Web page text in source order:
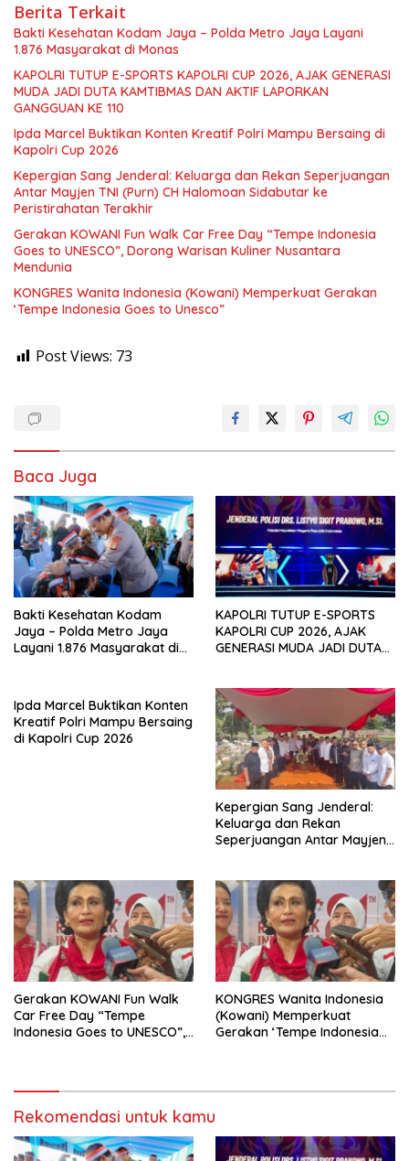
Berita Terkait
Bakti Kesehatan Kodam Jaya – Polda Metro Jaya Layani
1.876 Masyarakat di Monas
KAPOLRI TUTUP E-SPORTS KAPOLRI CUP 2026, AJAK GENERASI
MUDA JADI DUTA KAMTIBMAS DAN AKTIF LAPORKAN
GANGGUAN KE 110
Ipda Marcel Buktikan Konten Kreatif Polri Mampu Bersaing di
Kapolri Cup 2026
Kepergian Sang Jenderal: Keluarga dan Rekan Seperjuangan
Antar Mayjen TNI (Purn) CH Halomoan Sidabutar ke
Peristirahatan Terakhir
Gerakan KOWANI Fun Walk Car Free Day “Tempe Indonesia
Goes to UNESCO”, Dorong Warisan Kuliner Nusantara
Mendunia
KONGRES Wanita Indonesia (Kowani) Memperkuat Gerakan
‘Tempe Indonesia Goes to Unesco”
Post Views: 73
Baca Juga
Bakti Kesehatan Kodam
Jaya – Polda Metro Jaya
Layani 1.876 Masyarakat di
KAPOLRI TUTUP E-SPORTS
KAPOLRI CUP 2026, AJAK
GENERASI MUDA JADI DUTA
Ipda Marcel Buktikan Konten
Kreatif Polri Mampu Bersaing
di Kapolri Cup 2026
Kepergian Sang Jenderal:
Keluarga dan Rekan
Seperjuangan Antar Mayjen
Terakhir
Gerakan KOWANI Fun Walk
Car Free Day “Tempe
Indonesia Goes to UNESCO”,
KONGRES Wanita Indonesia
(Kowani) Memperkuat
Gerakan ‘Tempe Indonesia
Rekomendasi untuk kamu